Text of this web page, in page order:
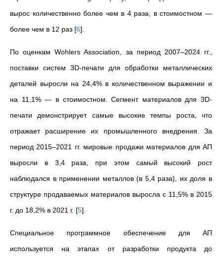
вырос количественно более чем в 4 раза, в стоимостном —
более чем в 12 раз [6]
По оценкам Wohlers Association, за период 2007–2024 гг.,
поставки систем 3D-печати для обработки металлических
деталей выросли на 24,4% в количественном выражении и
на 11,1% — в стоимостном. Сегмент материалов для 3D-
печати демонстрирует самые высокие темпы роста, что
отражает расширение их промышленного внедрения. За
период 2015–2021 гг. мировые продажи материалов для АП
выросли в 3,4 раза, при этом самый высокий рост
наблюдался в применении металлов (в 5,4 раза), их доля в
структуре продаваемых материалов выросла с 11,5% в 2015
г. до 18,2% в 2021 г. [5]
Специальное программное обеспечение для АП
используется на этапах от разработки продукта до